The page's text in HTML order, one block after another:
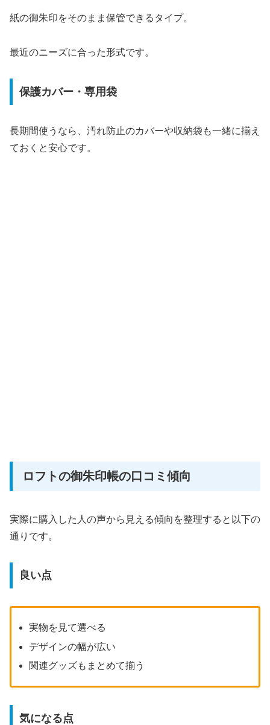
紙の御朱印をそのまま保管できるタイプ。
最近のニーズに合った形式です。
保護カバー・専用袋
長期間使うなら、汚れ防止のカバーや収納袋も一緒に揃え
ておくと安心です。
ロフトの御朱印帳の口コミ傾向
実際に購入した人の声から見える傾向を整理すると以下の
通りです。
良い点
実物を見て選べる
デザインの幅が広い
関連グッズもまとめて揃う
気になる点